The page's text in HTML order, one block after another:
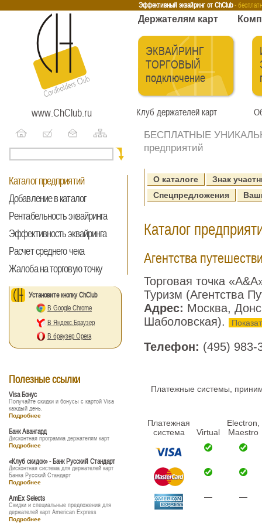
Эффективный эквайринг от ChClub -
Интернет-эквайринг Тренинги Бесплатные сервисы
Держателям карт
ЭКВАЙРИНГ
ТОРГОВЫЙ
подключение
www.ChClub.ru Клуб держателей карт
Каталог предприятий
Добавление в каталог
Рентабельность эквайринга
Эффективность эквайринга
Расчет среднего чека
Жалоба на торговую точку
Установите кнопку ChClub
В Google Chrome
В Яндекс.Браузер
В браузер Opera
Полезные ссылки
Visa Бонус
Получайте скидки и бонусы с картой Visa
каждый день.
Подробнее
Банк Авангард
Дисконтная программа держателям карт
Подробнее
«Клуб скидок» - Банк Русский Стандарт
Дисконтная система для держателей карт
Банка Русский Стандарт
Подробнее
AmEx Selects
Скидки и специальные предложения для
держателей карт American Express
Подробнее
БЕСПЛАТНЫЕ
предприятий
О каталоге
Знак
Спецпредложения
Каталог
Агентства
Торговая точка
Туризм (Агентства
Адрес: Москва,
Шаболовская).
Телефон: (495) 983-
Платежные системы,
Платежная
система
Virtual
Electron,
Maestro
— —